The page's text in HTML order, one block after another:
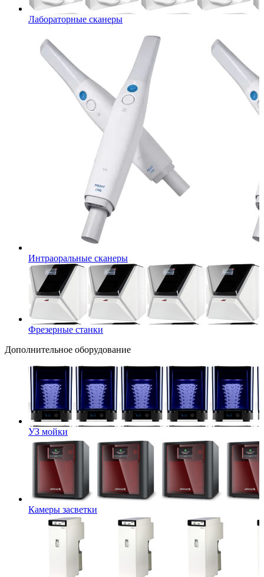
Лабораторные сканеры
Интраоральные сканеры
Фрезерные станки
Дополнительное оборудование
УЗ мойки
Камеры засветки